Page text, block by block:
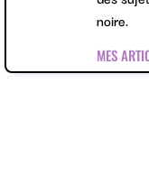
noire.
MES